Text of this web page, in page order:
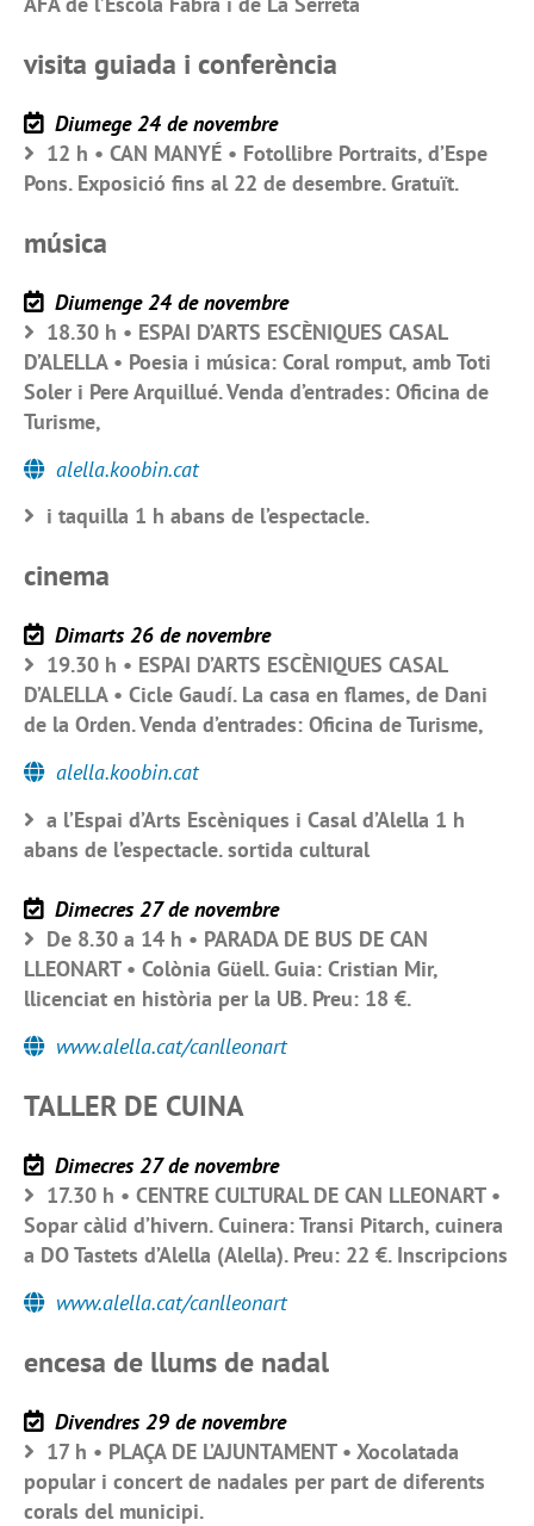
visita guiada i conferència
Diumege 24 de novembre
12 h • CAN MANYÉ • Fotollibre Portraits, d’Espe
Pons. Exposició fins al 22 de desembre. Gratuït.
música
Diumenge 24 de novembre
18.30 h • ESPAI D’ARTS ESCÈNIQUES CASAL
D’ALELLA • Poesia i música: Coral romput, amb Toti
Soler i Pere Arquillué. Venda d’entrades: Oficina de
Turisme,
alella.koobin.cat
i taquilla 1 h abans de l’espectacle.
cinema
Dimarts 26 de novembre
19.30 h • ESPAI D’ARTS ESCÈNIQUES CASAL
D’ALELLA • Cicle Gaudí. La casa en flames, de Dani
de la Orden. Venda d’entrades: Oficina de Turisme,
alella.koobin.cat
a l’Espai d’Arts Escèniques i Casal d’Alella 1 h
abans de l’espectacle. sortida cultural
Dimecres 27 de novembre
De 8.30 a 14 h • PARADA DE BUS DE CAN
LLEONART • Colònia Güell. Guia: Cristian Mir,
llicenciat en història per la UB. Preu: 18 €.
www.alella.cat/canlleonart
TALLER DE CUINA
Dimecres 27 de novembre
17.30 h • CENTRE CULTURAL DE CAN LLEONART •
Sopar càlid d’hivern. Cuinera: Transi Pitarch, cuinera
a DO Tastets d’Alella (Alella). Preu: 22 €. Inscripcions
www.alella.cat/canlleonart
encesa de llums de nadal
Divendres 29 de novembre
17 h • PLAÇA DE L’AJUNTAMENT • Xocolatada
popular i concert de nadales per part de diferents
corals del municipi.